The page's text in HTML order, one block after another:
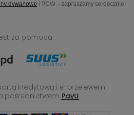
dywanowe i PCW – zapraszamy serdecznie!
za pomocą:
kredytową i e-przelewem
pośrednictwem PayU